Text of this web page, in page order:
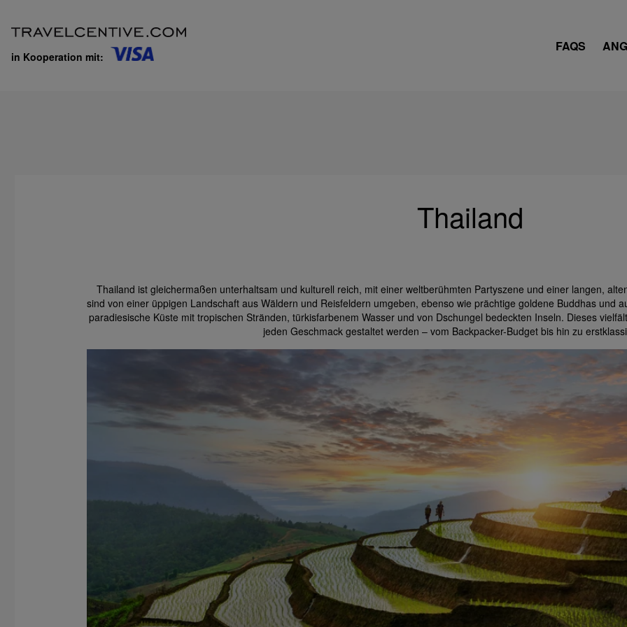
in Kooperation mit:
FAQS
Thailand
Thailand ist gleichermaßen unterhaltsam und kulturell reich, mit einer weltberühmten Partyszene und einer langen,
sind von einer üppigen Landschaft aus Wäldern und Reisfeldern umgeben, ebenso wie prächtige goldene Buddhas und
paradiesische Küste mit tropischen Stränden, türkisfarbenem Wasser und von Dschungel bedeckten Inseln. Dieses
jeden Geschmack gestaltet werden – vom Backpacker-Budget bis hin zu